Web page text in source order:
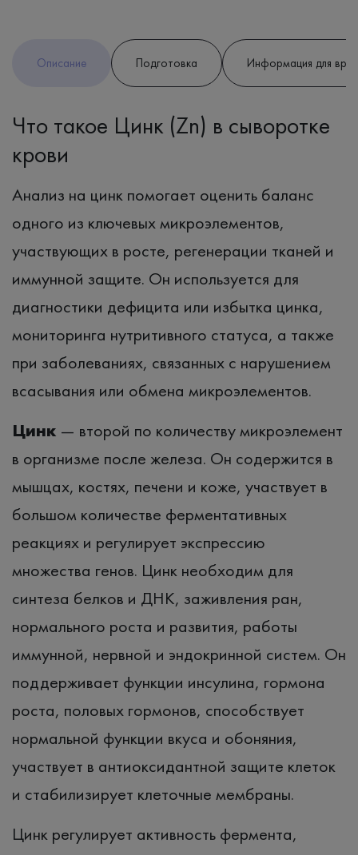
Описание Подготовка Информация для
Что такое Цинк (Zn) в сыворотке
крови
Анализ на цинк помогает оценить баланс
одного из ключевых микроэлементов,
участвующих в росте, регенерации тканей и
иммунной защите. Он используется для
диагностики дефицита или избытка цинка,
мониторинга нутритивного статуса, а также
при заболеваниях, связанных с нарушением
всасывания или обмена микроэлементов.
Цинк — второй по количеству микроэлемент
в организме после железа. Он содержится в
мышцах, костях, печени и коже, участвует в
большом количестве ферментативных
реакциях и регулирует экспрессию
множества генов. Цинк необходим для
синтеза белков и ДНК, заживления ран,
нормального роста и развития, работы
иммунной, нервной и эндокринной систем. Он
поддерживает функции инсулина, гормона
роста, половых гормонов, способствует
нормальной функции вкуса и обоняния,
участвует в антиоксидантной защите клеток
и стабилизирует клеточные мембраны.
Цинк регулирует активность фермента,